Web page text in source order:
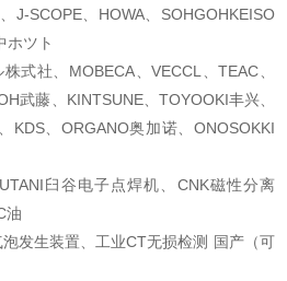
J-SCOPE、HOWA、SOHGOHKEISO
ホツト
式社、MOBECA、VECCL、TEAC、
武藤、KINTSUNE、TOYOOKI丰兴、
KDS、ORGANO奥加诺、ONOSOKKI
臼谷电子点焊机、CNK磁性分离
油
发生装置、工业CT无损检测 国产（可